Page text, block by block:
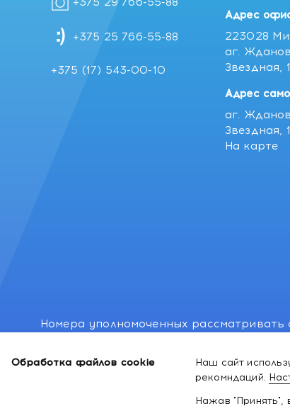
Обработка файлов cookie
Наш сайт
рекомндаций.
Нажав "Принять",
+375 25 766-55-88
+375 (17) 543-00-10
Адрес
223028
аг.
Звездная,
Адрес
аг.
Звездная,
На карте
Номера уполномоченных
Номер и адрес электронной почты
законодательством о защите прав